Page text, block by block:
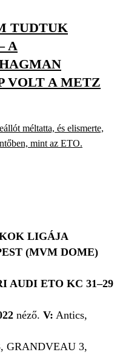
TUDTUK
A
VOLT A METZ
méltatta, és elismerte,
mint az ETO.
LIGÁJA
(MVM DOME)
AUDI ETO KC 31–29
néző. V: Antics,
GRANDVEAU 3,